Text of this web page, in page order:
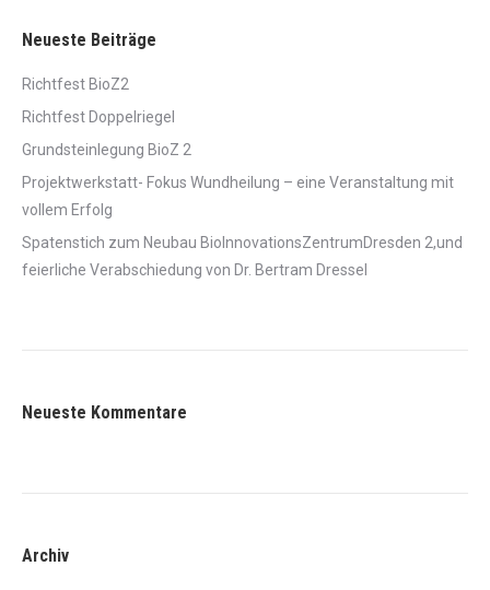
Neueste Beiträge
Richtfest BioZ2
Richtfest Doppelriegel
Grundsteinlegung BioZ 2
Projektwerkstatt- Fokus Wundheilung – eine Veranstaltung mit
vollem Erfolg
Spatenstich zum Neubau BioInnovationsZentrumDresden 2,und
feierliche Verabschiedung von Dr. Bertram Dressel
Neueste Kommentare
Archiv